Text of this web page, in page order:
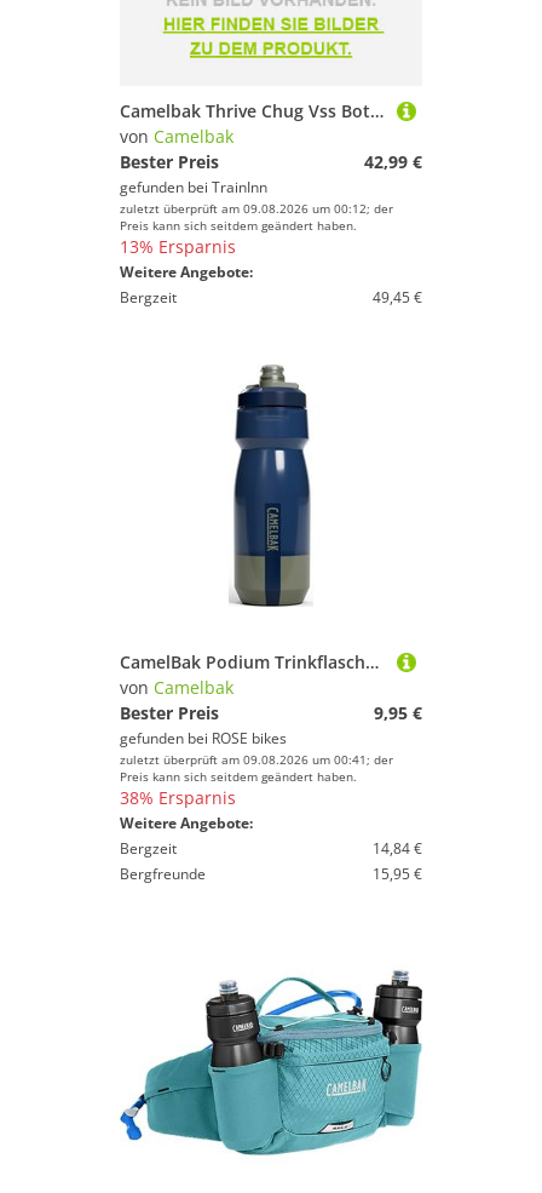
Camelbak Thrive Chug Vss Bottle 1.2l Rosa
von Camelbak
Bester Preis
42,99 €
gefunden bei TrainInn
zuletzt überprüft am 09.08.2026 um 00:12; der
Preis kann sich seitdem geändert haben.
13% Ersparnis
Weitere Angebote:
Bergzeit
49,45 €
CamelBak Podium Trinkflasche 620 ml / 710 ml
von Camelbak
Bester Preis
9,95 €
gefunden bei ROSE bikes
zuletzt überprüft am 09.08.2026 um 00:41; der
Preis kann sich seitdem geändert haben.
38% Ersparnis
Weitere Angebote:
Bergzeit
14,84 €
Bergfreunde
15,95 €